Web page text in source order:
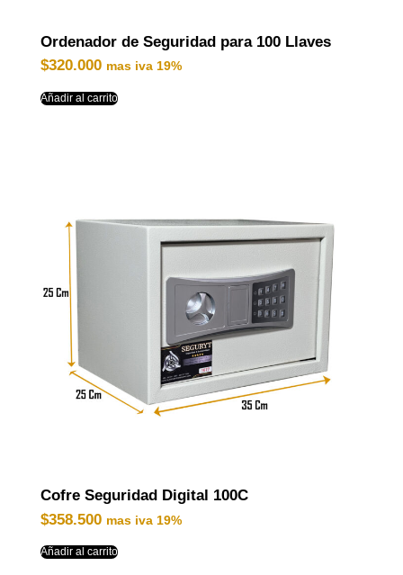
Ordenador de Seguridad para 100 Llaves
$320.000 mas iva 19%
Añadir al carrito
Cofre Seguridad Digital 100C
$358.500 mas iva 19%
Añadir al carrito